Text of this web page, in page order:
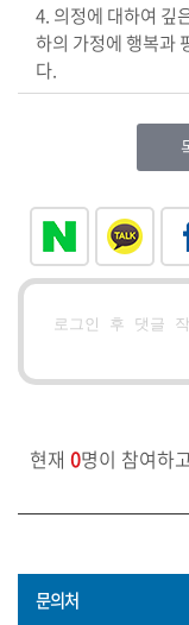
4. 의정에 대하여 깊
하의 가정에 행복과
다.
현재 0명이 참여하
문의처